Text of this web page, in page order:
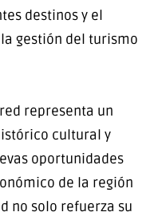
destinos y el
gestión del turismo
representa un
cultural y
oportunidades
de la región
no solo refuerza su